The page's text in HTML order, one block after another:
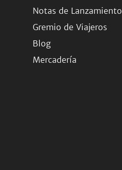
Notas de Lanzamiento
Gremio de Viajeros
Blog
Mercadería